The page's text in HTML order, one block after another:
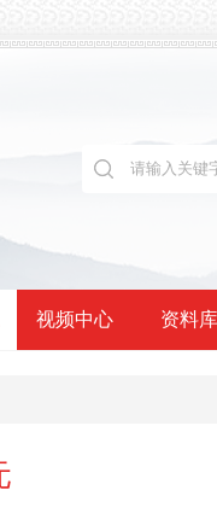
视频中心 资料库